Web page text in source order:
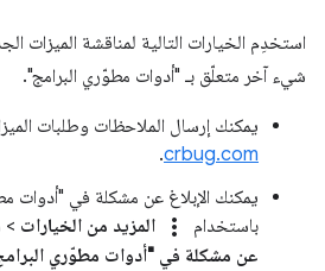
استخدِم الخيارات التالية لمناقشة الميزات
شيء آخر متعلّق بـ "أدوات مطوّري البرامج".
يمكنك إرسال الملاحظات وطلبات
crbug.com
.
يمكنك الإبلاغ عن مشكلة في "أدوات
باستخدام
more_vert المزيد من الخيارات >
عن مشكلة في "أدوات مطوّري